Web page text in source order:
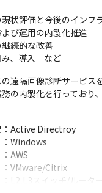
現状評価と今後のインフ
び運用の内製化推進
続的な改善
、導入　など
遠隔画像診断サービス
の内製化を行っており
：Active Directroy
：Windows
AWS
：VMware/Citrix
：L2,L3スイッチ/ルー